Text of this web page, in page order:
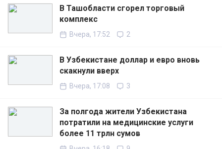
В Ташобласти сгорел торговый
комплекс
Вчера, 17:52 2
В Узбекистане доллар и евро вновь
скакнули вверх
Вчера, 17:08 3
За полгода жители Узбекистана
потратили на медицинские услуги
более 11 трлн сумов